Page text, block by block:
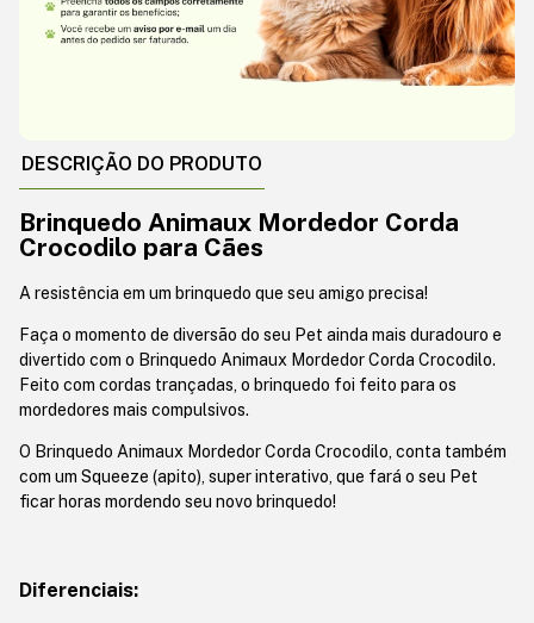
DESCRIÇÃO DO PRODUTO
Brinquedo Animaux Mordedor Corda
Crocodilo para Cães
A resistência em um brinquedo que seu amigo precisa!
Faça o momento de diversão do seu Pet ainda mais duradouro e
divertido com o Brinquedo Animaux Mordedor Corda Crocodilo.
Feito com cordas trançadas, o brinquedo foi feito para os
mordedores mais compulsivos.
O Brinquedo Animaux Mordedor Corda Crocodilo, conta também
com um Squeeze (apito), super interativo, que fará o seu Pet
ficar horas mordendo seu novo brinquedo!
Diferenciais: